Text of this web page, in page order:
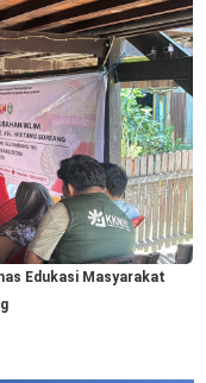
Edukasi Masyarakat